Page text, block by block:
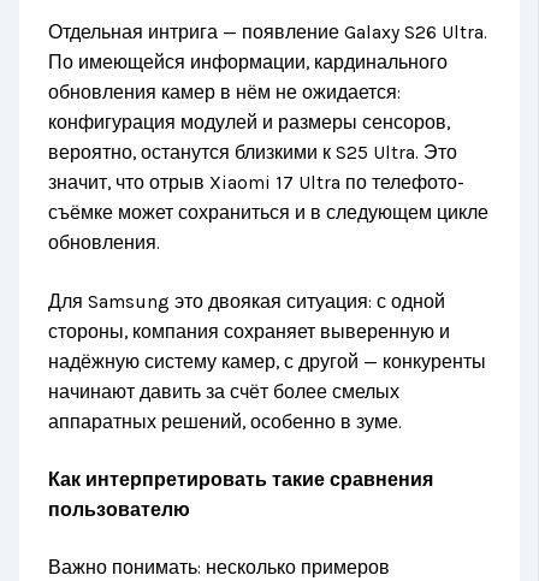
Отдельная интрига — появление Galaxy S26 Ultra.
По имеющейся информации, кардинального
обновления камер в нём не ожидается:
конфигурация модулей и размеры сенсоров,
вероятно, останутся близкими к S25 Ultra. Это
значит, что отрыв Xiaomi 17 Ultra по телефото-
съёмке может сохраниться и в следующем цикле
обновления.
Для Samsung это двоякая ситуация: с одной
стороны, компания сохраняет выверенную и
надёжную систему камер, с другой — конкуренты
начинают давить за счёт более смелых
аппаратных решений, особенно в зуме.
Как интерпретировать такие сравнения
пользователю
Важно понимать: несколько примеров